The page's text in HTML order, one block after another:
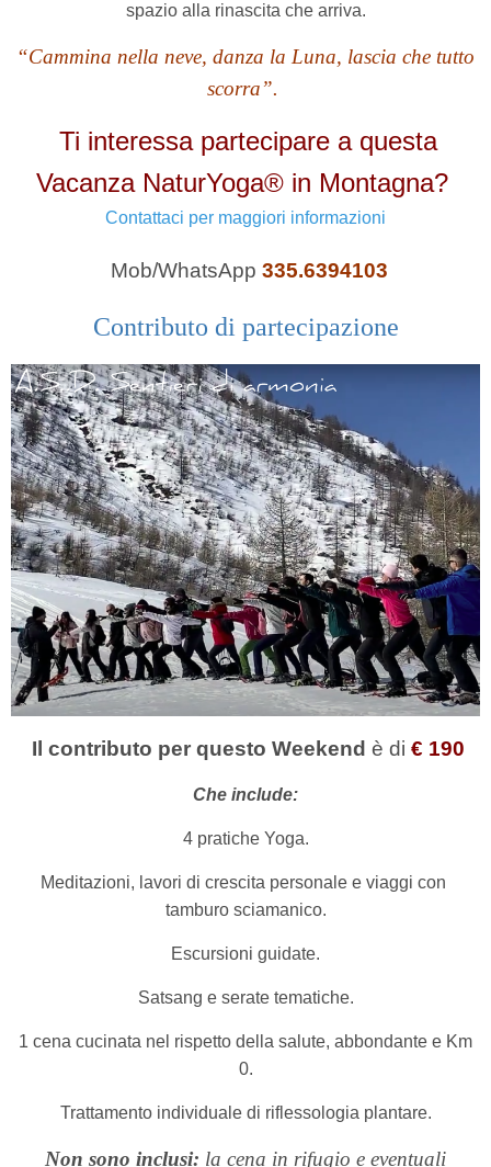
spazio alla rinascita che arriva.
“Cammina nella neve, danza la Luna, lascia che tutto
scorra”.
Ti interessa partecipare a questa
Vacanza NaturYoga® in Montagna?
Contattaci per maggiori informazioni
Mob/WhatsApp 335.6394103
Contributo di partecipazione
Il contributo per questo Weekend è di € 190
Che include:
4 pratiche Yoga.
Meditazioni, lavori di crescita personale e viaggi con
tamburo sciamanico.
Escursioni guidate.
Satsang e serate tematiche.
1 cena cucinata nel rispetto della salute, abbondante e Km
0.
Trattamento individuale di riflessologia plantare.
Non sono inclusi: la cena in rifugio e eventuali